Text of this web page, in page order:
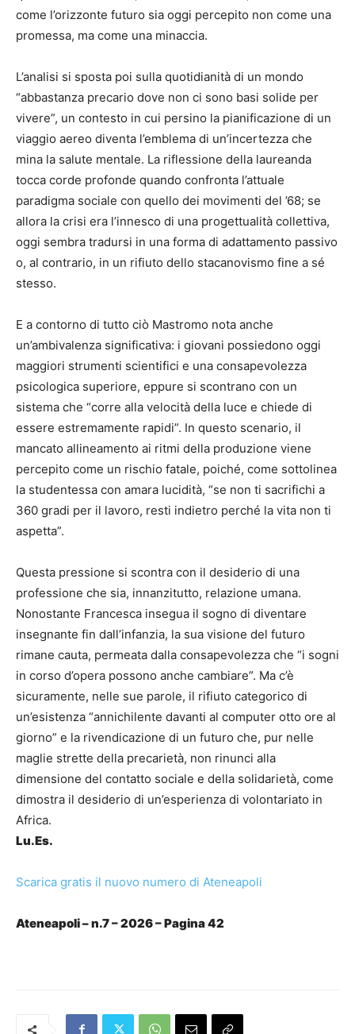
come l’orizzonte futuro sia oggi percepito non come una
promessa, ma come una minaccia.
L’analisi si sposta poi sulla quotidianità di un mondo
“abbastanza precario dove non ci sono basi solide per
vivere”, un contesto in cui persino la pianificazione di un
viaggio aereo diventa l’emblema di un’incertezza che
mina la salute mentale. La riflessione della laureanda
tocca corde profonde quando confronta l’attuale
paradigma sociale con quello dei movimenti del ’68; se
allora la crisi era l’innesco di una progettualità collettiva,
oggi sembra tradursi in una forma di adattamento passivo
o, al contrario, in un rifiuto dello stacanovismo fine a sé
stesso.
E a contorno di tutto ciò Mastromo nota anche
un’ambivalenza significativa: i giovani possiedono oggi
maggiori strumenti scientifici e una consapevolezza
psicologica superiore, eppure si scontrano con un
sistema che “corre alla velocità della luce e chiede di
essere estremamente rapidi”. In questo scenario, il
mancato allineamento ai ritmi della produzione viene
percepito come un rischio fatale, poiché, come sottolinea
la studentessa con amara lucidità, “se non ti sacrifichi a
360 gradi per il lavoro, resti indietro perché la vita non ti
aspetta”.
Questa pressione si scontra con il desiderio di una
professione che sia, innanzitutto, relazione umana.
Nonostante Francesca insegua il sogno di diventare
insegnante fin dall’infanzia, la sua visione del futuro
rimane cauta, permeata dalla consapevolezza che “i sogni
in corso d’opera possono anche cambiare”. Ma c’è
sicuramente, nelle sue parole, il rifiuto categorico di
un’esistenza “annichilente davanti al computer otto ore al
giorno” e la rivendicazione di un futuro che, pur nelle
maglie strette della precarietà, non rinunci alla
dimensione del contatto sociale e della solidarietà, come
dimostra il desiderio di un’esperienza di volontariato in
Africa.
Lu.Es.
Scarica gratis il nuovo numero di Ateneapoli
Ateneapoli – n.7 – 2026 – Pagina 42